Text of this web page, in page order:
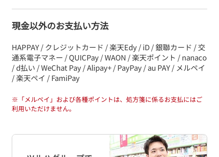
現金以外のお支払い方法
HAPPAY / クレジットカード / 楽天Edy / iD / 銀聯カード / 交
通系電子マネー / QUICPay / WAON / 楽天ポイント / nanaco
/ d払い / WeChat Pay / Alipay+ / PayPay / au PAY / メルペイ
/ 楽天ペイ / FamiPay
※ 「メルペイ」および各種ポイントは、処方箋に係るお支払にはご
利用いただけません。